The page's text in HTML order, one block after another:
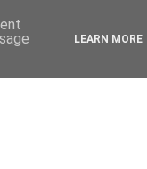
LEARN MORE